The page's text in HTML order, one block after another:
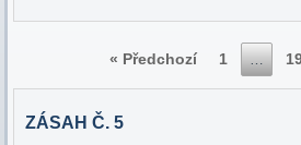
« Předchozí 1 …
ZÁSAH Č. 5